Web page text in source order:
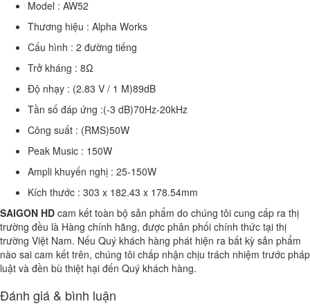
Model : AW52
Thương hiệu : Alpha Works
Cấu hình : 2 đường tiếng
Trở kháng : 8Ω
Độ nhạy : (2.83 V / 1 M)89dB
Tần số đáp ứng :(-3 dB)70Hz-20kHz
Công suất : (RMS)50W
Peak Music : 150W
Ampli khuyến nghị : 25-150W
Kích thước : 303 x 182.43 x 178.54mm
SAIGON HD cam kết toàn bộ sản phẩm do chúng tôi cung cấp ra thị
trường đều là Hàng chính hãng, được phân phối chính thức tại thị
trường Việt Nam. Nếu Quý khách hàng phát hiện ra bất kỳ sản phẩm
nào sai cam kết trên, chúng tôi chấp nhận chịu trách nhiệm trước pháp
luật và đền bù thiệt hại đến Quý khách hàng.
Đánh giá & bình luận